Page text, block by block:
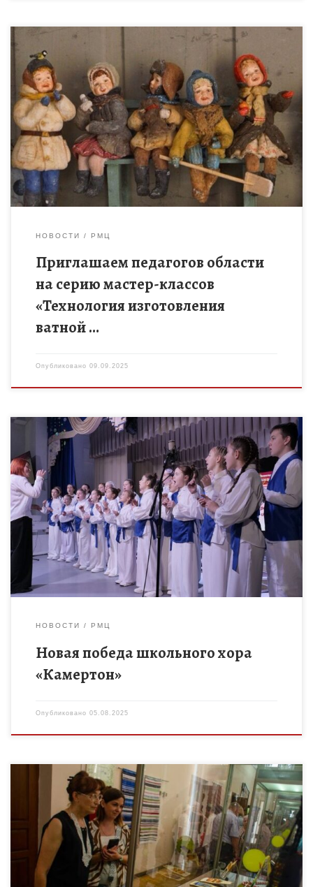
9 октября 2025 года на базе Тамбовского областного
государственного бюджетного образовательного
учреждения дополнительного образования «Центр развития
творчества детей и юношества» состоится первый мастер-
класс по декоративно-прикладному […]
НОВОСТИ РМЦ
Приглашаем педагогов области
на серию мастер-классов
«Технология изготовления
ватной …
Опубликовано 09.09.2025
В Москве во Всероссийском хоровом обществе прошло
итоговое заседание жюри окружных этапов Всероссийского
фестиваля школьных хоров «Поют дети России». Объявлены
итоги, опубликован состав победителей. Тамбовскую […]
НОВОСТИ РМЦ
Новая победа школьного хора
«Камертон»
Опубликовано 05.08.2025
В Тaмбове прошла первaя всероссийская выстaвкa «Ручное
ткaчество трaдиция и современность» организованная
Ассоциацией «Гильдия ткaчей» в пaртнёрстве с проектом
«Возрождaя – сохраняем, сохрaнив – рaспрострняем» […]